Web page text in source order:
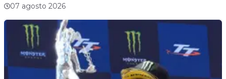
07 agosto 2026